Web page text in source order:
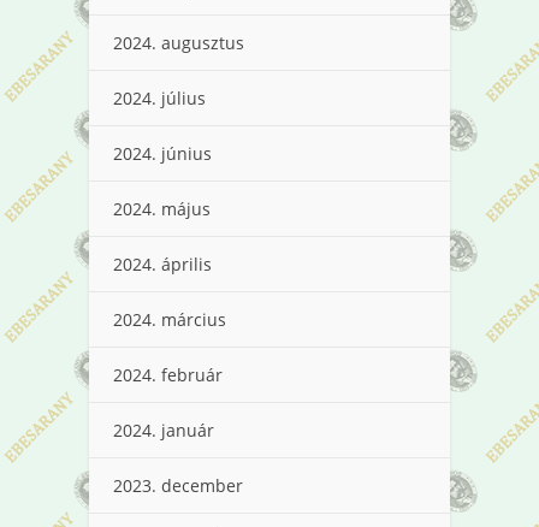
2024. augusztus
2024. július
2024. június
2024. május
2024. április
2024. március
2024. február
2024. január
2023. december